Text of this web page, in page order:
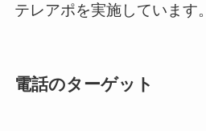
テレアポを実施しています。
電話のターゲット